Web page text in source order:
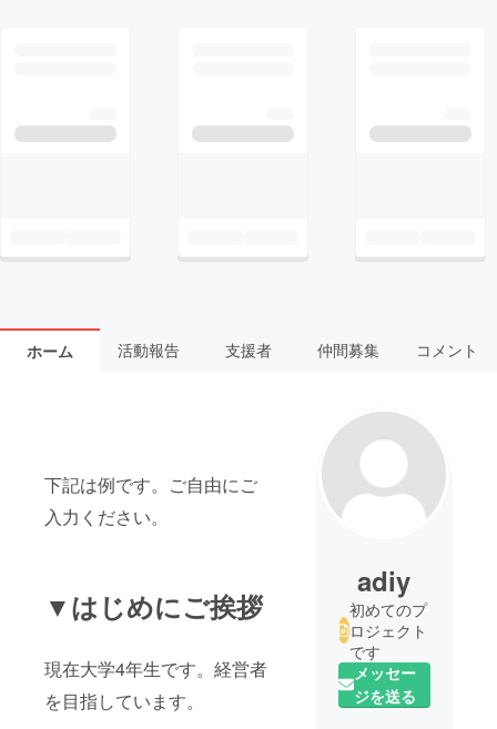
ホーム 活動報告 支援者 仲間募集 コメント
下記は例です。ご自由にご
入力ください。
▼はじめにご挨拶
現在大学4年生です。経営者
を目指しています。
adiy
初めてのプ
ロジェクト
です
メッセー
ジを送る